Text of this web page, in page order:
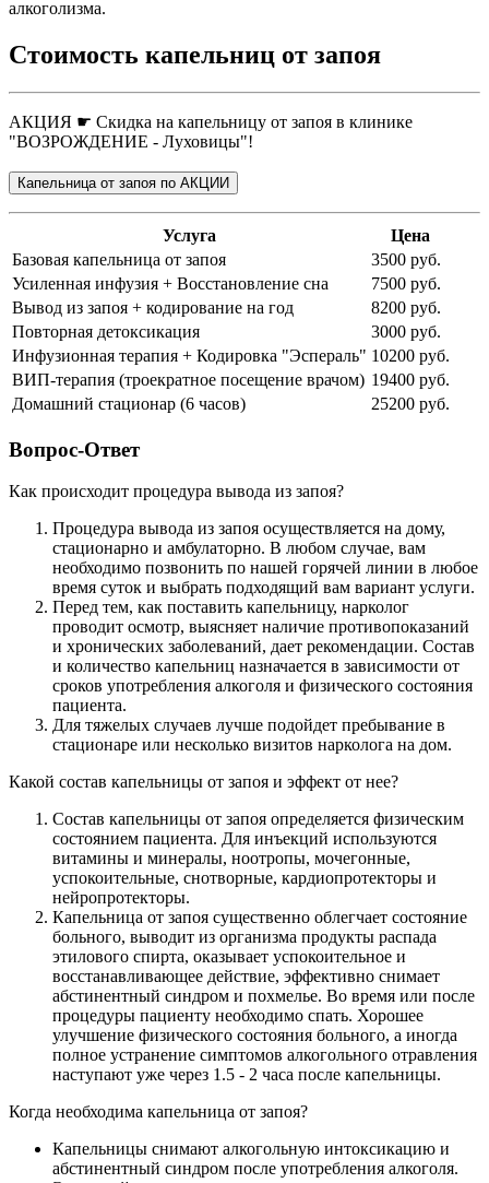
алкоголизма.
Стоимость капельниц от запоя
АКЦИЯ ☛ Скидка на капельницу от запоя в клинике
"ВОЗРОЖДЕНИЕ - Луховицы"!
Капельница от запоя по АКЦИИ
Услуга
Цена
Базовая капельница от запоя
3500 руб.
Усиленная инфузия + Восстановление сна
7500 руб.
Вывод из запоя + кодирование на год
8200 руб.
Повторная детоксикация
3000 руб.
Инфузионная терапия + Кодировка "Эспераль" 10200 руб.
ВИП-терапия (троекратное посещение врачом) 19400 руб.
Домашний стационар (6 часов)
25200 руб.
Вопрос-Ответ
Как происходит процедура вывода из запоя?
Процедура вывода из запоя осуществляется на дому,
стационарно и амбулаторно. В любом случае, вам
необходимо позвонить по нашей горячей линии в любое
время суток и выбрать подходящий вам вариант услуги.
Перед тем, как поставить капельницу, нарколог
проводит осмотр, выясняет наличие противопоказаний
и хронических заболеваний, дает рекомендации. Состав
и количество капельниц назначается в зависимости от
сроков употребления алкоголя и физического состояния
пациента.
Для тяжелых случаев лучше подойдет пребывание в
стационаре или несколько визитов нарколога на дом.
Какой состав капельницы от запоя и эффект от нее?
Состав капельницы от запоя определяется физическим
состоянием пациента. Для инъекций используются
витамины и минералы, ноотропы, мочегонные,
успокоительные, снотворные, кардиопротекторы и
нейропротекторы.
Капельница от запоя существенно облегчает состояние
больного, выводит из организма продукты распада
этилового спирта, оказывает успокоительное и
восстанавливающее действие, эффективно снимает
абстинентный синдром и похмелье. Во время или после
процедуры пациенту необходимо спать. Хорошее
улучшение физического состояния больного, а иногда
полное устранение симптомов алкогольного отравления
наступают уже через 1.5 - 2 часа после капельницы.
Когда необходима капельница от запоя?
Капельницы снимают алкогольную интоксикацию и
абстинентный синдром после употребления алкоголя.